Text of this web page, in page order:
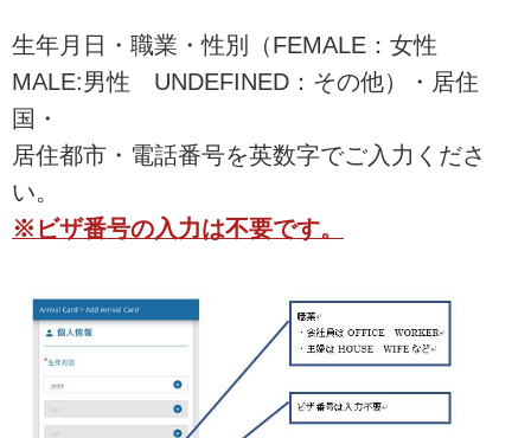
生年月日・職業・性別（FEMALE：女性
MALE:男性 UNDEFINED：その他）・居住
国・
居住都市・電話番号を英数字でご入力くださ
い。
※ビザ番号の入力は不要です。